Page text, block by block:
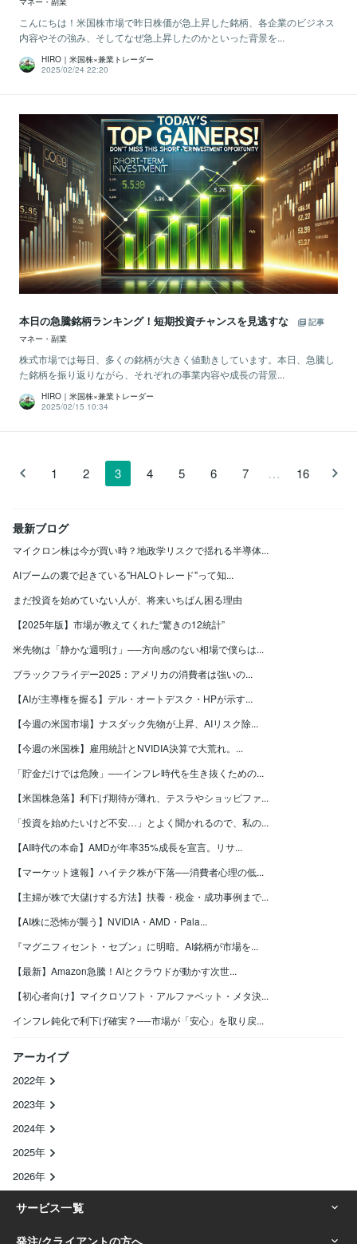
こんにちは！米国株市場で昨日株価が急上昇した銘柄、各企業のビジネス
内容やその強み、そしてなぜ急上昇したのかといった背景を...
HIRO｜米国株×兼業トレーダー
2025/02/24 22:20
本日の急騰銘柄ランキング！短期投資チャンスを見逃すな
記事
マネー・副業
株式市場では毎日、多くの銘柄が大きく値動きしています。本日、急騰し
た銘柄を振り返りながら、それぞれの事業内容や成長の背景...
HIRO｜米国株×兼業トレーダー
2025/02/15 10:34
1 2 3 4 5 6 7 … 16
最新ブログ
マイクロン株は今が買い時？地政学リスクで揺れる半導体...
AIブームの裏で起きている"HALOトレード"って知...
まだ投資を始めていない人が、将来いちばん困る理由
【2025年版】市場が教えてくれた“驚きの12統計”
米先物は「静かな週明け」──方向感のない相場で僕らは...
ブラックフライデー2025：アメリカの消費者は強いの...
【AIが主導権を握る】デル・オートデスク・HPが示す...
【今週の米国市場】ナスダック先物が上昇、AIリスク除...
【今週の米国株】雇用統計とNVIDIA決算で大荒れ。...
「貯金だけでは危険」──インフレ時代を生き抜くための...
【米国株急落】利下げ期待が薄れ、テスラやショッピファ...
「投資を始めたいけど不安…」とよく聞かれるので、私の...
【AI時代の本命】AMDが年率35%成長を宣言。リサ...
【マーケット速報】ハイテク株が下落──消費者心理の低...
【主婦が株で大儲けする方法】扶養・税金・成功事例まで...
【AI株に恐怖が襲う】NVIDIA・AMD・Pala...
『マグニフィセント・セブン』に明暗。AI銘柄が市場を...
【最新】Amazon急騰！AIとクラウドが動かす次世...
【初心者向け】マイクロソフト・アルファベット・メタ決...
インフレ鈍化で利下げ確実？──市場が「安心」を取り戻...
アーカイブ
2022年
2023年
2024年
2025年
2026年